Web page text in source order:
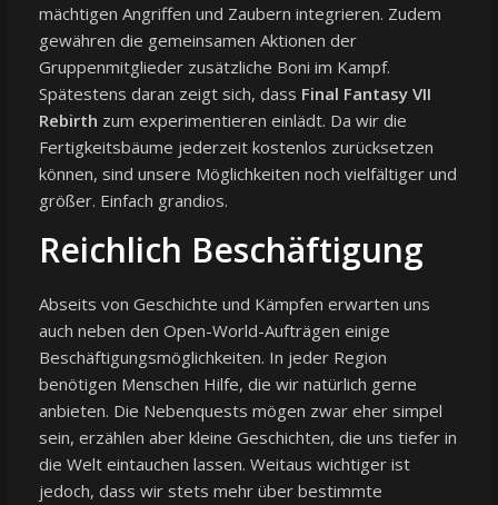
mächtigen Angriffen und Zaubern integrieren. Zudem
gewähren die gemeinsamen Aktionen der
Gruppenmitglieder zusätzliche Boni im Kampf.
Spätestens daran zeigt sich, dass Final Fantasy VII
Rebirth zum experimentieren einlädt. Da wir die
Fertigkeitsbäume jederzeit kostenlos zurücksetzen
können, sind unsere Möglichkeiten noch vielfältiger und
größer. Einfach grandios.
Reichlich Beschäftigung
Abseits von Geschichte und Kämpfen erwarten uns
auch neben den Open-World-Aufträgen einige
Beschäftigungsmöglichkeiten. In jeder Region
benötigen Menschen Hilfe, die wir natürlich gerne
anbieten. Die Nebenquests mögen zwar eher simpel
sein, erzählen aber kleine Geschichten, die uns tiefer in
die Welt eintauchen lassen. Weitaus wichtiger ist
jedoch, dass wir stets mehr über bestimmte